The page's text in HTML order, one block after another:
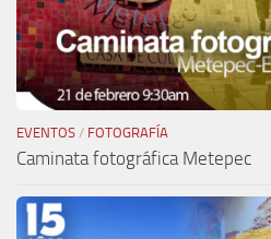
EVENTOS / FOTOGRAFÍA
Caminata fotográfica Metepec